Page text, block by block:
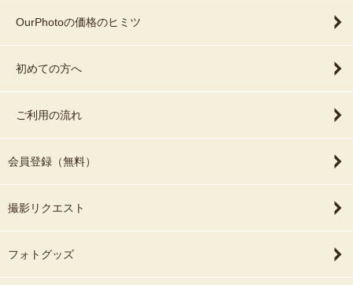
OurPhotoの価格のヒミツ
初めての方へ
ご利用の流れ
会員登録（無料）
撮影リクエスト
フォトグッズ